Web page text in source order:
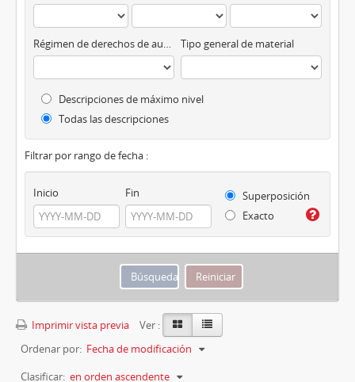
Régimen de derechos de autor Tipo general de material
Descripciones de máximo nivel
Todas las descripciones
Filtrar por rango de fecha :
Inicio Fin
Superposición
Exacto
Imprimir vista previa
Ver :
Ordenar por: Fecha de modificación
Clasificar: en orden ascendente